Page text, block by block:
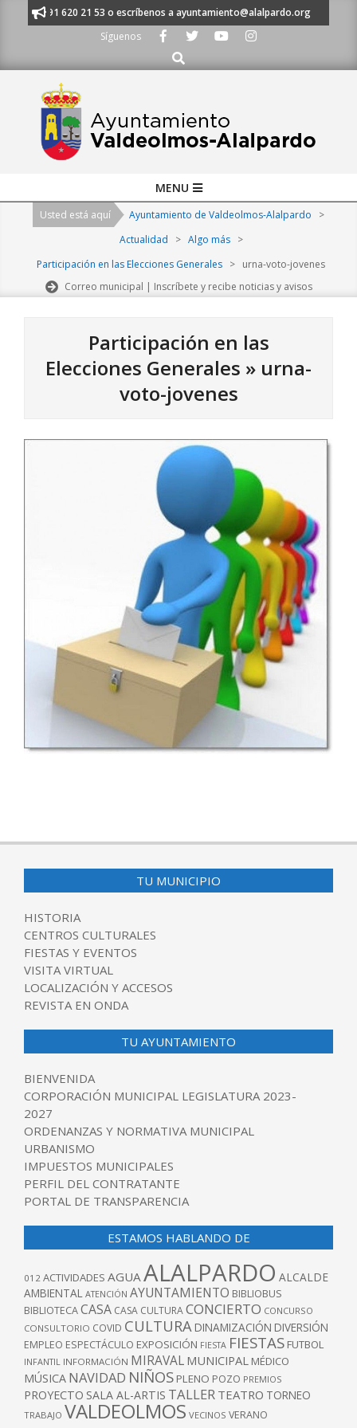
al 91 620 21 53 o escríbenos a ayuntamiento@alalpardo.org
Síguenos
Buscar
Navigation
MENU
Usted está aquí Ayuntamiento de Valdeolmos-Alalpardo
>
Actualidad
> Algo más
>
Participación en las Elecciones Generales > urna-voto-jovenes
Correo municipal | Inscríbete y recibe noticias y avisos
Participación en las
Elecciones Generales » urna-
voto-jovenes
TU MUNICIPIO
HISTORIA
CENTROS CULTURALES
FIESTAS Y EVENTOS
VISITA VIRTUAL
LOCALIZACIÓN Y ACCESOS
REVISTA EN ONDA
TU AYUNTAMIENTO
BIENVENIDA
CORPORACIÓN MUNICIPAL LEGISLATURA 2023-
2027
ORDENANZAS Y NORMATIVA MUNICIPAL
URBANISMO
IMPUESTOS MUNICIPALES
PERFIL DEL CONTRATANTE
PORTAL DE TRANSPARENCIA
ESTAMOS HABLANDO DE
012 ACTIVIDADES AGUA ALALPARDO ALCALDE
AMBIENTAL ATENCIÓN AYUNTAMIENTO BIBLIOBUS
BIBLIOTECACASA CASA CULTURACONCIERTO CONCURSO
CONSULTORIO COVID CULTURA DINAMIZACIÓN DIVERSIÓN
EMPLEO ESPECTÁCULO EXPOSICIÓN FIESTA FIESTAS FUTBOL
INFANTIL INFORMACIÓN MIRAVAL MUNICIPAL MÉDICO
MÚSICA NAVIDAD NIÑOS PLENO POZO PREMIOS
PROYECTO SALA AL-ARTIS TALLER TEATRO TORNEO
TRABAJO VALDEOLMOS VECINOS VERANO